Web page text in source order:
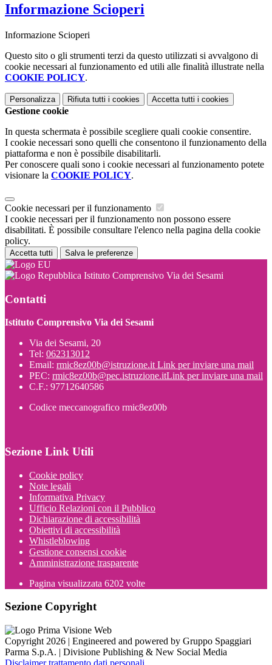
Informazione Scioperi
Informazione Scioperi
Questo sito o gli strumenti terzi da questo utilizzati si avvalgono di
cookie necessari al funzionamento ed utili alle finalità illustrate nella
COOKIE POLICY.
Personalizza Rifiuta tutti i cookies Accetta tutti i cookies
Gestione cookie
In questa schermata è possibile scegliere quali cookie consentire.
I cookie necessari sono quelli che consentono il funzionamento della
piattaforma e non è possibile disabilitarli.
Per conoscere quali sono i cookie necessari al funzionamento potete
visionare la COOKIE POLICY.
Cookie necessari per il funzionamento
I cookie necessari per il funzionamento non possono essere
disabilitati. È possibile consultare l'elenco nella pagina della cookie
policy.
Accetta tutti Salva le preferenze
Istituto Comprensivo Via dei Sesami
Contatti
Istituto Comprensivo Via dei Sesami
Via dei Sesami, 20
Tel: 062313012
Email: rmic8ez00b@istruzione.it Link per inviare una mail
PEC: rmic8ez00b@pec.istruzione.itLink per inviare una mail
C.F.: 97712640586
Codice meccanografico rmic8ez00b
Sezione Link Utili
Cookie policy
Note legali
Informativa Privacy
Ufficio Relazioni con il Pubblico
Dichiarazione di accessibilità
Obiettivi di accessibilità
Whistleblowing
Gestione consensi cookie
Amministrazione trasparente
Pagina visualizzata 6202 volte
Sezione Copyright
Copyright 2026 | Engineered and powered by Gruppo Spaggiari
Parma S.p.A. | Divisione Publishing & New Social Media